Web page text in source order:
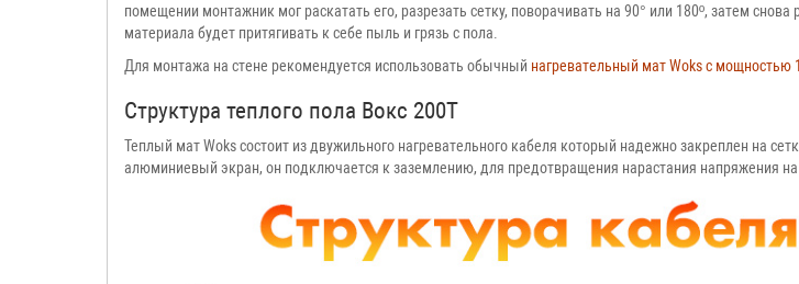
помещении монтажник мог раскатать его, разрезать сетку, поворачивать на 90° или 180º, затем
материала будет притягивать к себе пыль и грязь с пола.
Для монтажа на стене рекомендуется использовать обычный нагревательный мат Woks с мощностью
Структура теплого пола Вокс 200T
Теплый мат Woks состоит из двужильного нагревательного кабеля который надежно закреплен на
алюминиевый экран, он подключается к заземлению, для предотвращения нарастания напряжения на